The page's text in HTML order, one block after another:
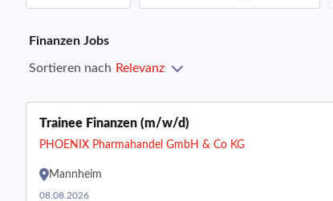
Finanzen Jobs
Sortieren nach Relevanz
Trainee Finanzen (m/w/d)
PHOENIX Pharmahandel GmbH & Co KG
Mannheim
08.08.2026